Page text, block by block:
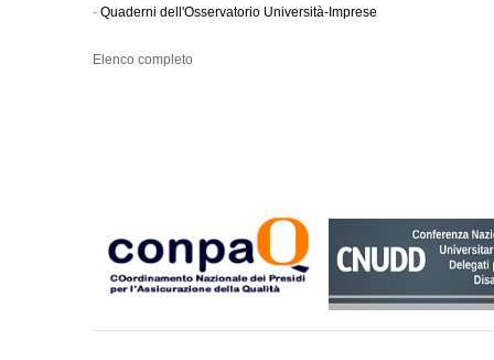
- Quaderni dell'Osservatorio Università-Imprese
Elenco completo